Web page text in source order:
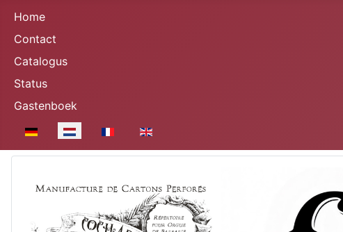
Home
Contact
Catalogus
Status
Gastenboek
Selecteer de taal